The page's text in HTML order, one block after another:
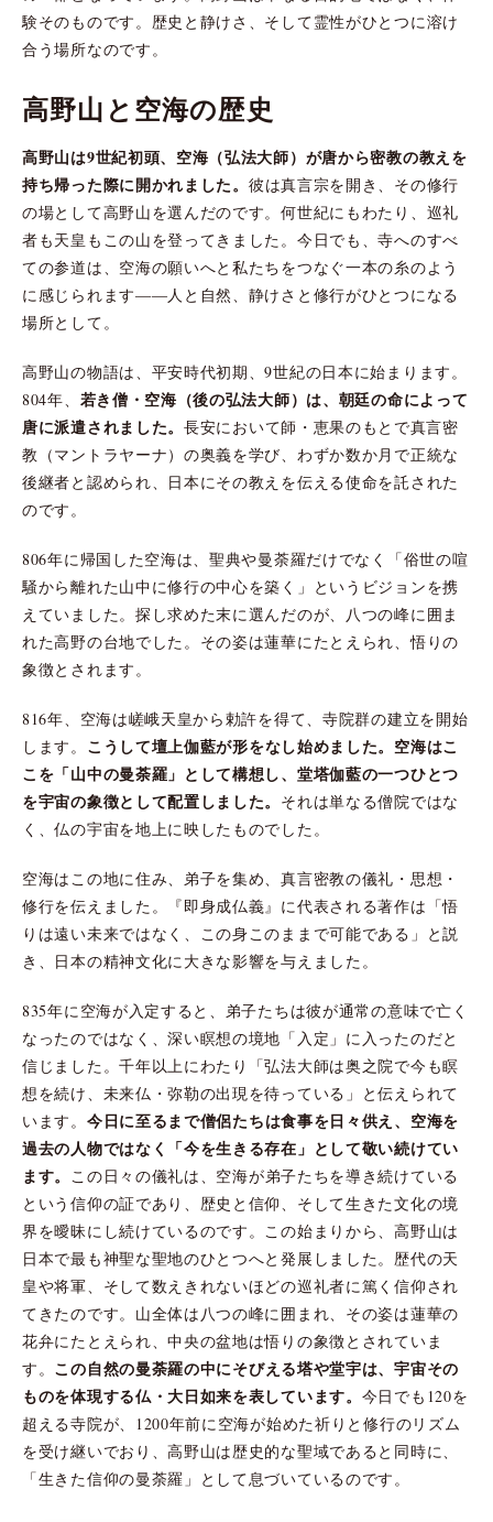
験そのものです。歴史と静けさ、そして霊性がひとつに溶け
合う場所なのです。
高野山と空海の歴史
高野山は9世紀初頭、空海（弘法大師）が唐から密教の教えを
持ち帰った際に開かれました。 彼は真言宗を開き、その修行
の場として高野山を選んだのです。何世紀にもわたり、巡礼
者も天皇もこの山を登ってきました。今日でも、寺へのすべ
ての参道は、空海の願いへと私たちをつなぐ一本の糸のよう
に感じられます――人と自然、静けさと修行がひとつになる
場所として。
高野山の物語は、平安時代初期、9世紀の日本に始まります。
804年、 若き僧・空海（後の弘法大師）は、朝廷の命によって
唐に派遣されました。 長安において師・恵果のもとで真言密
教（マントラヤーナ）の奥義を学び、わずか数か月で正統な
後継者と認められ、日本にその教えを伝える使命を託された
のです。
806年に帰国した空海は、聖典や曼荼羅だけでなく「俗世の喧
騒から離れた山中に修行の中心を築く」というビジョンを携
えていました。探し求めた末に選んだのが、八つの峰に囲ま
れた高野の台地でした。その姿は蓮華にたとえられ、悟りの
象徴とされます。
816年、空海は嵯峨天皇から勅許を得て、寺院群の建立を開始
します。 こうして壇上伽藍が形をなし始めました。空海はこ
こを「山中の曼荼羅」として構想し、堂塔伽藍の一つひとつ
を宇宙の象徴として配置しました。 それは単なる僧院ではな
く、仏の宇宙を地上に映したものでした。
空海はこの地に住み、弟子を集め、真言密教の儀礼・思想・
修行を伝えました。『即身成仏義』に代表される著作は「悟
りは遠い未来ではなく、この身このままで可能である」と説
き、日本の精神文化に大きな影響を与えました。
835年に空海が入定すると、弟子たちは彼が通常の意味で亡く
なったのではなく、深い瞑想の境地「入定」に入ったのだと
信じました。千年以上にわたり「弘法大師は奥之院で今も瞑
想を続け、未来仏・弥勒の出現を待っている」と伝えられて
います。 今日に至るまで僧侶たちは食事を日々供え、空海を
過去の人物ではなく「今を生きる存在」として敬い続けてい
ます。 この日々の儀礼は、空海が弟子たちを導き続けている
という信仰の証であり、歴史と信仰、そして生きた文化の境
界を曖昧にし続けているのです。この始まりから、高野山は
日本で最も神聖な聖地のひとつへと発展しました。歴代の天
皇や将軍、そして数えきれないほどの巡礼者に篤く信仰され
てきたのです。山全体は八つの峰に囲まれ、その姿は蓮華の
花弁にたとえられ、中央の盆地は悟りの象徴とされていま
す。 この自然の曼荼羅の中にそびえる塔や堂宇は、宇宙その
ものを体現する仏・大日如来を表しています。 今日でも120を
超える寺院が、1200年前に空海が始めた祈りと修行のリズム
を受け継いでおり、高野山は歴史的な聖域であると同時に、
「生きた信仰の曼荼羅」として息づいているのです。